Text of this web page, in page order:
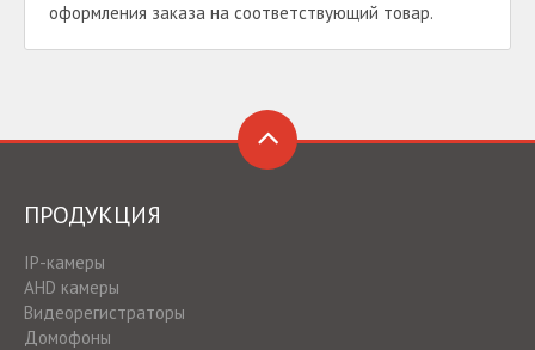
оформления заказа на соответствующий товар.
ПРОДУКЦИЯ
IP-камеры
AHD камеры
Видеорегистраторы
Домофоны